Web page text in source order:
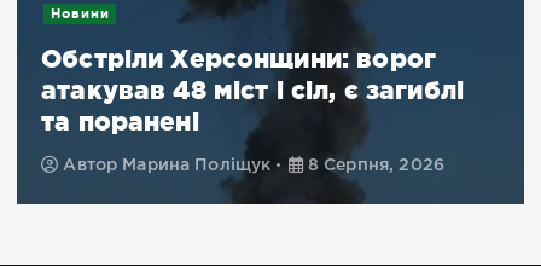
Новини
Обстріли Херсонщини: ворог
атакував 48 міст і сіл, є загиблі
та поранені
Автор Марина Поліщук 8 Серпня, 2026